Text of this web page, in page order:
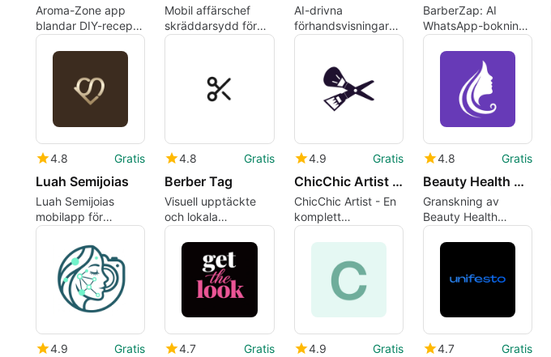
Aroma-Zone app
blandar DIY-recept
med
ingrediensshopping
Mobil affärschef
skräddarsydd för
nageltekniker och
AI-drivna
förhandsvisningar
för realistisk
på din kropp
BarberZap: AI
WhatsApp-bokning
och
butiksadministration
på Android
4.8 Gratis
Luah Semijoias
Luah Semijoias
mobilapp för
återförsäljare och
orderhantering
4.8 Gratis
Berber Tag
Visuell upptäckte
och lokala
barberaranslutningar
på Android
4.9 Gratis
ChicChic Artist - Get Bookings
ChicChic Artist - En
komplett
bokningslösning för
skönhetsproffs
4.8 Gratis
Beauty Health Assistant
Granskning av
Beauty Health
Assistant
4.9 Gratis 4.7 Gratis 4.9 Gratis 4.7 Gratis